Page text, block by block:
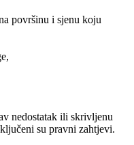
površinu i sjenu koju
nedostatak ili skrivljenu
su pravni zahtjevi.